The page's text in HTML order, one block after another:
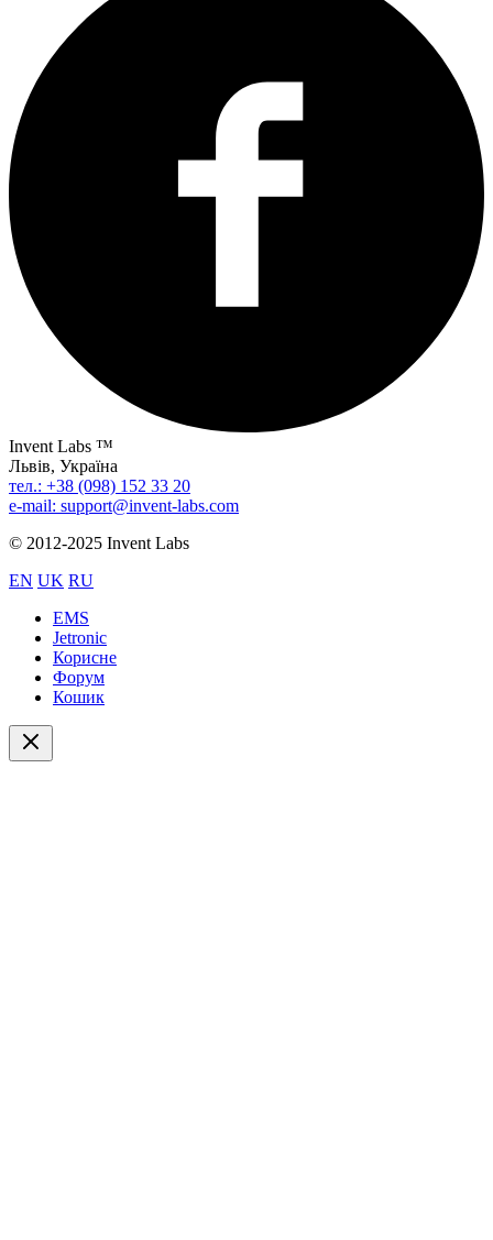
Invent Labs ™
Львів, Україна
тел.: +38 (098) 152 33 20
e-mail: support@invent-labs.com
© 2012-2025 Invent Labs
EN UK RU
EMS
Jetronic
Корисне
Форум
Кошик